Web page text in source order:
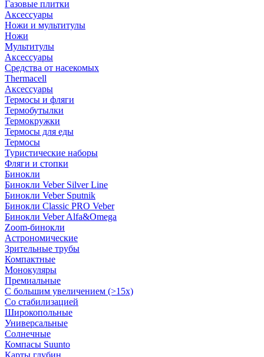
Газовые плитки
Аксессуары
Ножи и мультитулы
Ножи
Мультитулы
Аксессуары
Средства от насекомых
Thermacell
Аксессуары
Термосы и фляги
Термобутылки
Термокружки
Термосы для еды
Термосы
Туристические наборы
Фляги и стопки
Бинокли
Бинокли Veber Silver Line
Бинокли Veber Sputnik
Бинокли Classic PRO Veber
Бинокли Veber Alfa&Omega
Zoom-бинокли
Астрономические
Зрительные трубы
Компактные
Монокуляры
Премиальные
С большим увеличением (>15x)
Со стабилизацией
Широкопольные
Универсальные
Солнечные
Компасы Suunto
Карты глубин